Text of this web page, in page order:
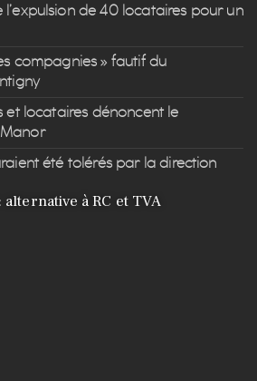
l’expulsion de 40 locataires pour un
compagnies » fautif du
et locataires dénoncent le
été tolérés par la direction